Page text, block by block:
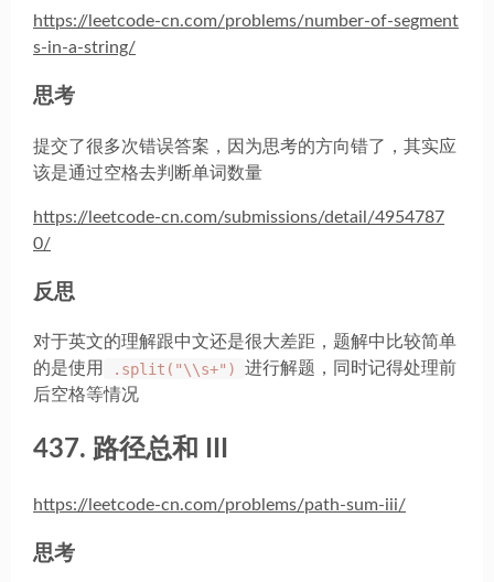
https://leetcode-cn.com/problems/number-of-segment
s-in-a-string/
思考
提交了很多次错误答案，因为思考的方向错了，其实应
该是通过空格去判断单词数量
https://leetcode-cn.com/submissions/detail/4954787
0/
反思
对于英文的理解跟中文还是很大差距，题解中比较简单
的是使用
.split("\\s+")
进行解题，同时记得处理前
后空格等情况
437. 路径总和 III
https://leetcode-cn.com/problems/path-sum-iii/
思考